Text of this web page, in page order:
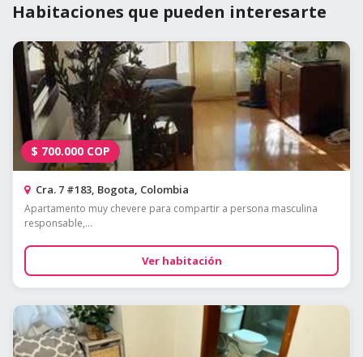
Habitaciones que pueden interesarte
$ 700.000 COP
Cra. 7 #183, Bogota, Colombia
Apartamento muy chevere para compartir a persona masculina
responsable,...
Ver habitación